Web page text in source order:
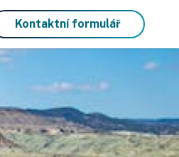
Kontaktní formulář